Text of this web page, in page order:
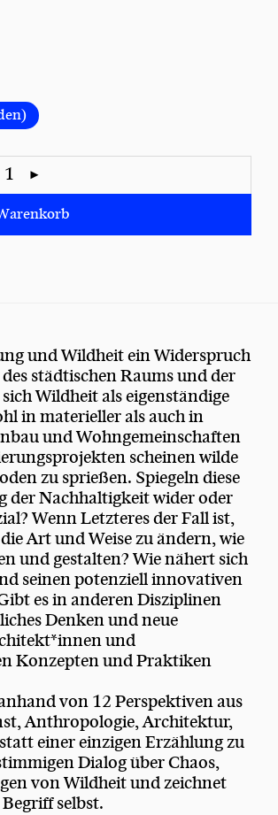
und Wildheit ein Widerspruch
städtischen Raums und der
Wildheit als eigenständige
in materieller als auch in
und Wohngemeinschaften
scheinen wilde
zu sprießen. Spiegeln diese
der Nachhaltigkeit wider oder
Wenn Letzteres der Fall ist,
Art und Weise zu ändern, wie
und gestalten? Wie nähert sich
seinen potenziell innovativen
es in anderen Disziplinen
Denken und neue
und
Konzepten und Praktiken
von 12 Perspektiven aus
Anthropologie, Architektur,
einer einzigen Erzählung zu
Dialog über Chaos,
von Wildheit und zeichnet
selbst.